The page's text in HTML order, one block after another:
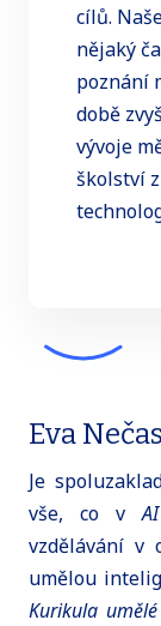
cílů.
nějaký
poznání
době
vývoje
školství
Eva
Je
vše, co v
vzdělávání v
umělou
Kurikula